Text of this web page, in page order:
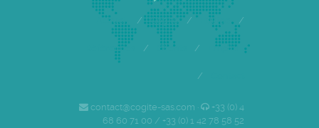
Accueil / Cogite / Equipe /
Références / Clients / Emploi
/
contact@cogite-sas.com ·
+33 (0) 4
68 60 71 00 / +33 (0) 1 42 78 58 52